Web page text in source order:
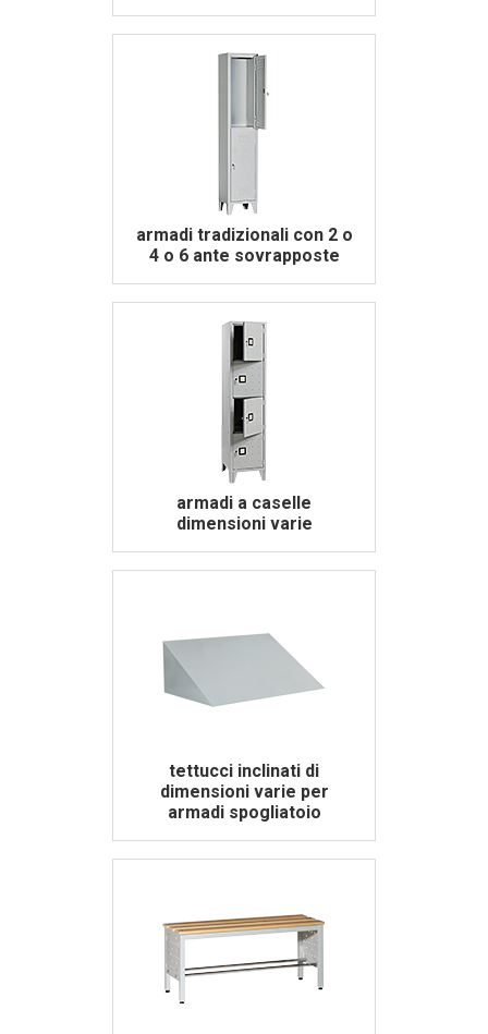
armadi tradizionali con 2 o
4 o 6 ante sovrapposte
armadi a caselle
dimensioni varie
tettucci inclinati di
dimensioni varie per
armadi spogliatoio